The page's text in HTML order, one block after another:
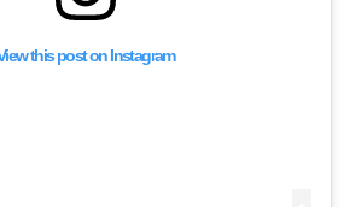
this post on Instagram